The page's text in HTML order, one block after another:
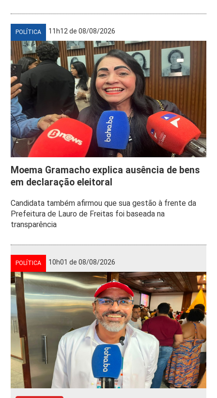
POLÍTICA 11h12 de 08/08/2026
Moema Gramacho explica ausência de bens
em declaração eleitoral
Candidata também afirmou que sua gestão à frente da
Prefeitura de Lauro de Freitas foi baseada na
transparência
POLÍTICA 10h01 de 08/08/2026